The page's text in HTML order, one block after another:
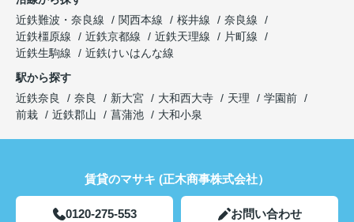
近鉄難波・奈良線
関西本線 桜井線
奈良線
近鉄橿原線
近鉄京都線 近鉄天理線
片町線
近鉄生駒線
近鉄けいはんな線
駅から探す
近鉄奈良
奈良 新大宮 大和西大寺 天理
学園前
前栽
近鉄郡山 菖蒲池 大和小泉
賃貸のマサキ (正木商事株式会社）
0120-275-553 お問い合わせ